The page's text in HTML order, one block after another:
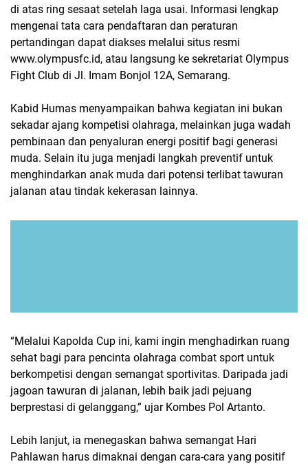
di atas ring sesaat setelah laga usai. Informasi lengkap
mengenai tata cara pendaftaran dan peraturan
pertandingan dapat diakses melalui situs resmi
www.olympusfc.id, atau langsung ke sekretariat Olympus
Fight Club di Jl. Imam Bonjol 12A, Semarang.
Kabid Humas menyampaikan bahwa kegiatan ini bukan
sekadar ajang kompetisi olahraga, melainkan juga wadah
pembinaan dan penyaluran energi positif bagi generasi
muda. Selain itu juga menjadi langkah preventif untuk
menghindarkan anak muda dari potensi terlibat tawuran
jalanan atau tindak kekerasan lainnya.
“Melalui Kapolda Cup ini, kami ingin menghadirkan ruang
sehat bagi para pencinta olahraga combat sport untuk
berkompetisi dengan semangat sportivitas. Daripada jadi
jagoan tawuran di jalanan, lebih baik jadi pejuang
berprestasi di gelanggang,” ujar Kombes Pol Artanto.
Lebih lanjut, ia menegaskan bahwa semangat Hari
Pahlawan harus dimaknai dengan cara-cara yang positif